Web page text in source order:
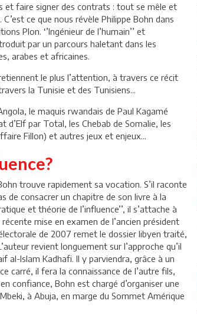
et faire signer des contrats : tout se mêle et
ce que nous révèle Philippe Bohn dans
Plon. ‘’Ingénieur de l’humain’’ et
par un parcours haletant dans les
arabes et africaines.
le plus l’attention, à travers ce récit
la Tunisie et des Tunisiens...
le maquis rwandais de Paul Kagamé
d’Elf par Total, les Chebab de Somalie, les
Fillon) et autres jeux et enjeux...
trouve rapidement sa vocation. S’il raconte
de consacrer un chapitre de son livre à la
et théorie de l’influence’’, il s’attache à
mise en examen de l’ancien président
de 2007 remet le dossier libyen traité,
revient longuement sur l’approche qu’il
al-Islam Kadhafi. Il y parviendra, grâce à un
carré, il fera la connaissance de l’autre fils,
confiance, Bohn est chargé d’organiser une
à Abuja, en marge du Sommet Amérique